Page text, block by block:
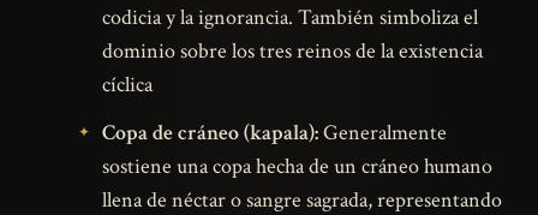
codicia y la ignorancia. También simboliza el
dominio sobre los tres reinos de la existencia
cíclica
Copa de cráneo (kapala):Generalmente
sostiene una copa hecha de un cráneo humano
llena de néctar o sangre sagrada, representando